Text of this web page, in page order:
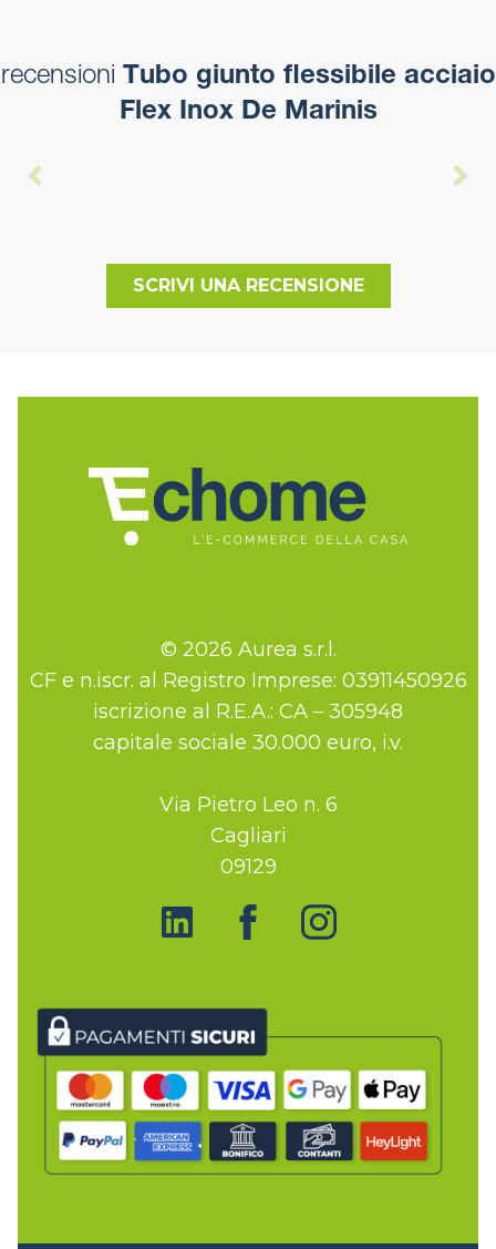
recensioni Tubo giunto flessibile acciaio
Flex Inox De Marinis
SCRIVI UNA RECENSIONE
© 2026 Aurea s.r.l.
CF e n.iscr. al Registro Imprese: 03911450926
iscrizione al R.E.A.: CA – 305948
capitale sociale 30.000 euro, i.v.
Via Pietro Leo n. 6
Cagliari
09129